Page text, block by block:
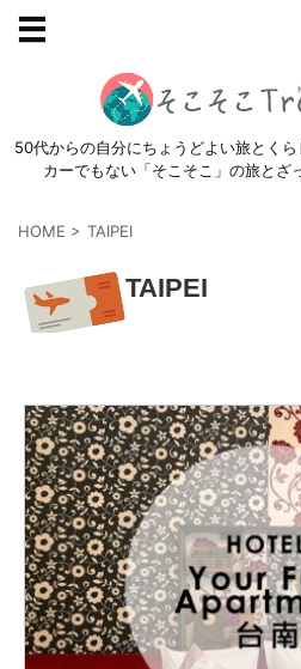
50代からの自分にちょうどよい旅とく
カーでもない「そこそこ」の旅とざ
HOME > TAIPEI
TAIPEI